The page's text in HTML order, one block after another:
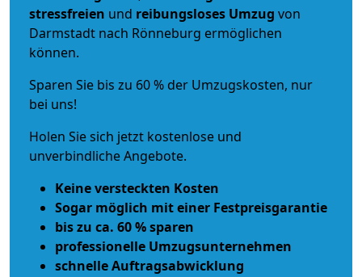
stressfreien und reibungsloses Umzug von
Darmstadt nach Rönneburg ermöglichen
können.
Sparen Sie bis zu 60 % der Umzugskosten, nur
bei uns!
Holen Sie sich jetzt kostenlose und
unverbindliche Angebote.
Keine versteckten Kosten
Sogar möglich mit einer Festpreisgarantie
bis zu ca. 60 % sparen
professionelle Umzugsunternehmen
schnelle Auftragsabwicklung